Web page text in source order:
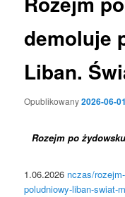
demoluje
Liban.
Opublikowany2026-06-01
Rozejm po
1.06.2026 nczas/
poludniowy-liban-swiat-